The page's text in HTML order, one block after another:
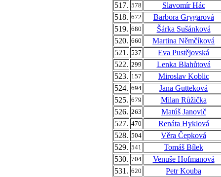
517. 578
Slavomír Hác
518. 672
Barbora Grygarová
519. 680
Šárka Sušánková
520. 660
Martina Němčíková
521. 537
Eva Pustějovská
522. 299
Lenka Blahůtová
523. 157
Miroslav Koblic
524. 694
Jana Gutteková
525. 679
Milan Růžička
526. 263
Matúš Janovič
527. 470
Renáta Hyklová
528. 504
Věra Čepková
529. 541
Tomáš Bílek
530. 704
Venuše Hofmanová
531. 620
Petr Kouba